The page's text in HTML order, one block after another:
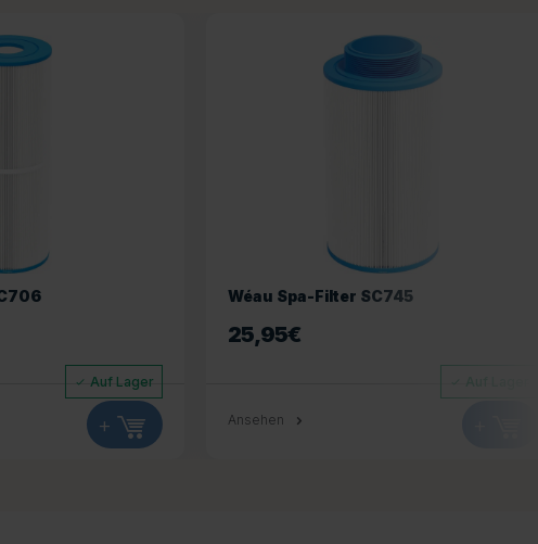
Wéau Spa-Filter SC745
25,95€
Ansehen
Auf Lager
+